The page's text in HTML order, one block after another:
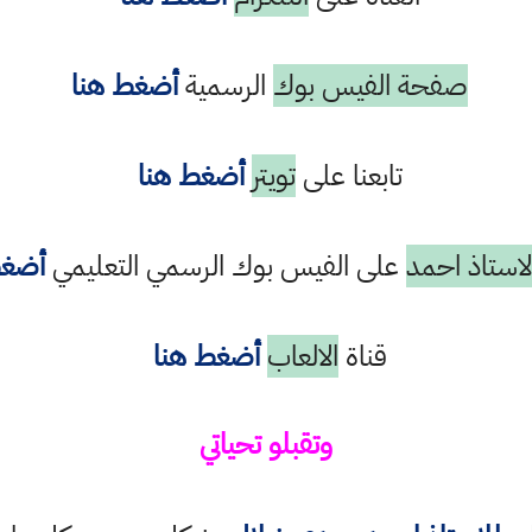
صفحة الفيس بوك الرسميةأضغط هنا
تابعنا علىتويتر أضغط هنا
احمدعلى الفيس بوك الرسمي التعليمي
قناة الالعاب أضغط هنا
وتقبلو تحياتي